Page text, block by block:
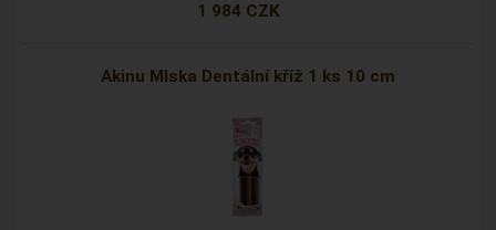
1 984 CZK
Akinu Mlska Dentální kříž 1 ks 10 cm